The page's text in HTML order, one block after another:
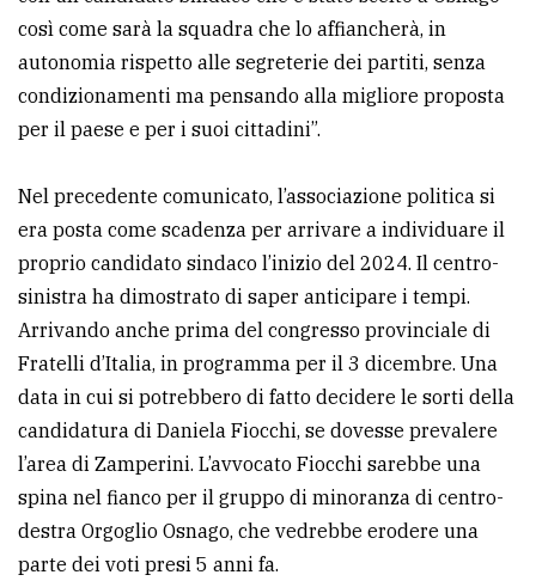
così come sarà la squadra che lo affiancherà, in
autonomia rispetto alle segreterie dei partiti, senza
condizionamenti ma pensando alla migliore proposta
per il paese e per i suoi cittadini”.
Nel precedente comunicato, l’associazione politica si
era posta come scadenza per arrivare a individuare il
proprio candidato sindaco l’inizio del 2024. Il centro-
sinistra ha dimostrato di saper anticipare i tempi.
Arrivando anche prima del congresso provinciale di
Fratelli d’Italia, in programma per il 3 dicembre. Una
data in cui si potrebbero di fatto decidere le sorti della
candidatura di Daniela Fiocchi, se dovesse prevalere
l’area di Zamperini. L’avvocato Fiocchi sarebbe una
spina nel fianco per il gruppo di minoranza di centro-
destra Orgoglio Osnago, che vedrebbe erodere una
parte dei voti presi 5 anni fa.